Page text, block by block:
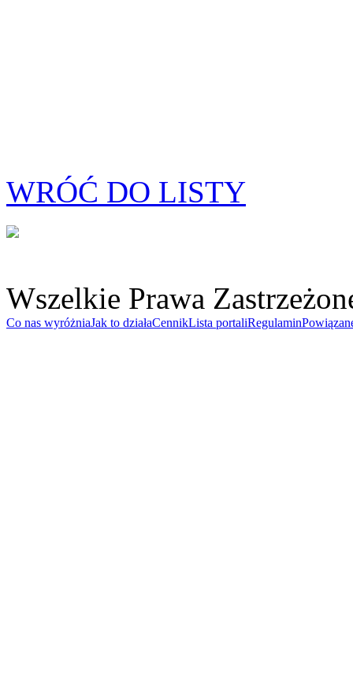
WRÓĆ DO LISTY
Wszelkie Prawa
Co nas wyróżniaJak to działaCennikLista portaliRegulamin